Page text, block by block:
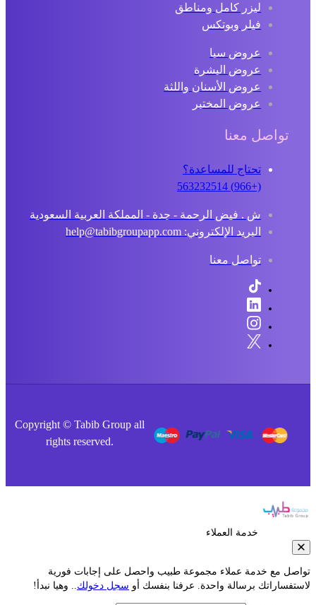
ليزر كامل ومناطق
فيلر وبوتكس
عروض سبا
عروض البشرة
عروض الأسنان واللثة
عروض المختبر
تواصل معنا
تحتاج للمساعدة؟
ش . فيض الرحمة - جدة - المملكة العربية السعودية
البريد الإلكتروني: help@tabibgroupapp.com
تواصل معنا
Copyright © Tabib Group all
rights reserved.
خدمة العملاء
مع خدمة عملاء مجموعة طبيب واحصل على إجابات فورية
برسالة واحدة. عرفنا بنفسك أوسجل دخولك.. وهيا نبدأ!